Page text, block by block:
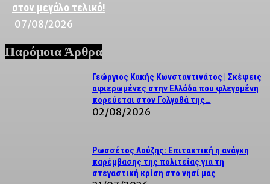
στον μεγάλο τελικό!
07/08/2026
Παρόμοια Άρθρα
Γεώργιος Κακής Κωνσταντινάτος | Σκέψεις
αφιερωμένες στην Ελλάδα που φλεγομένη
πορεύεται στον Γολγοθά της…
02/08/2026
Ρωσσέτος Λούζης: Επιτακτική η ανάγκη
παρέμβασης της πολιτείας για τη
στεγαστική κρίση στο νησί μας